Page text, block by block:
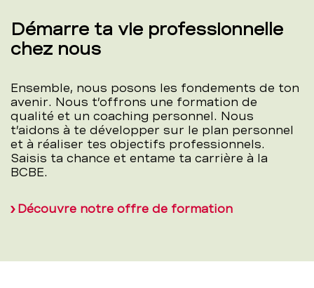
Démarre ta vie professionnelle
chez nous
Ensemble, nous posons les fondements de ton
avenir. Nous t’offrons une formation de
qualité et un coaching personnel. Nous
t’aidons à te développer sur le plan personnel
et à réaliser tes objectifs professionnels.
Saisis ta chance et entame ta carrière à la
BCBE.
Découvre notre offre de formation